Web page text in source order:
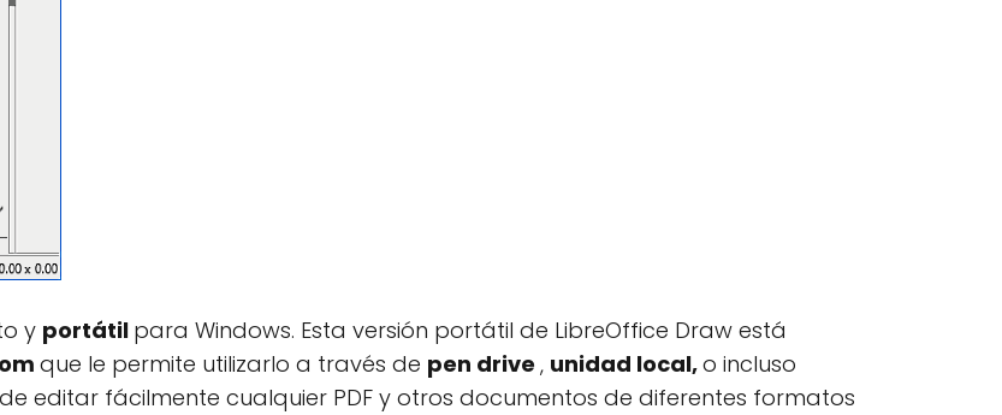
y portátil para Windows. Esta versión portátil de LibreOffice Draw está
que le permite utilizarlo a través de pen drive , unidad local,o incluso
editar fácilmente cualquier PDF y otros documentos de diferentes formatos